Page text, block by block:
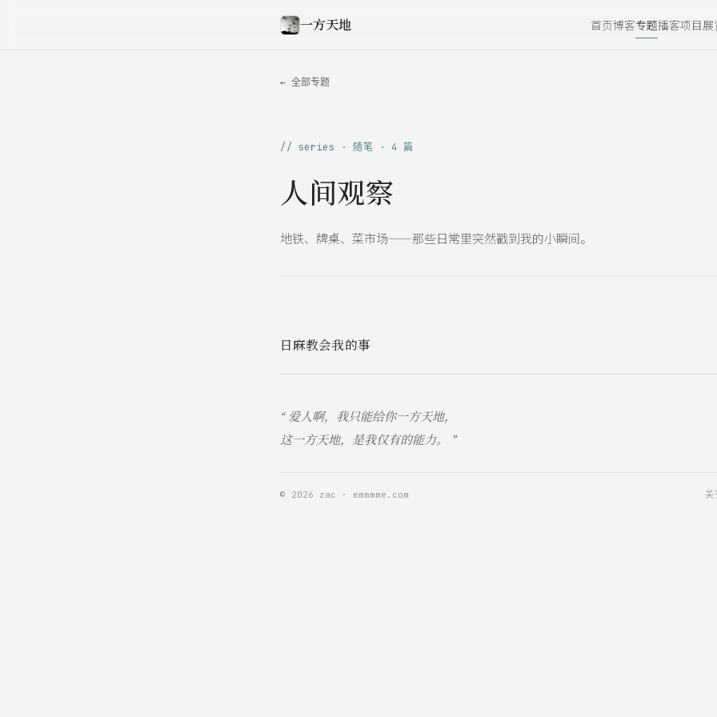
一方天地 首页博客专题播客项目展
← 全部专题
// series · 随笔 · 4 篇
人间观察
地铁、牌桌、菜市场——那些日常里突然戳到我的小瞬间。
日麻教会我的事
“ 爱人啊，我只能给你一方天地，
这一方天地，是我仅有的能力。 ”
© 2026 zac · emmmme.com 关